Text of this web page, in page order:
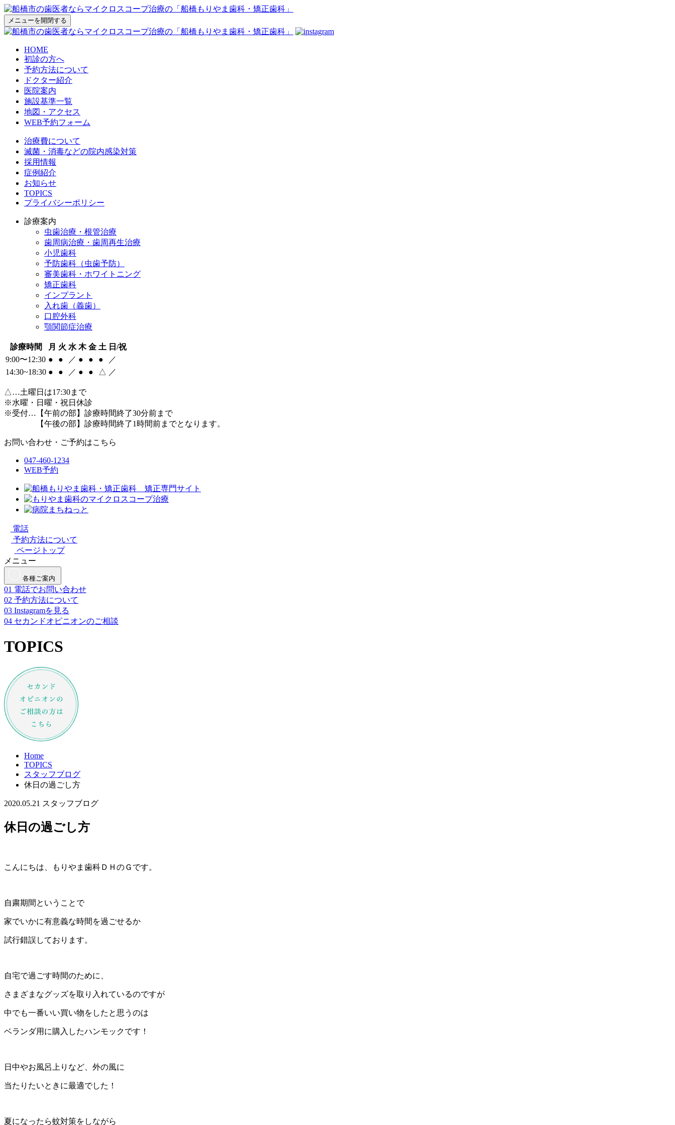
メニューを開閉する
HOME
初診の方へ
予約方法について
ドクター紹介
医院案内
施設基準一覧
地図・アクセス
WEB予約フォーム
治療費について
滅菌・消毒などの院内感染対策
採用情報
症例紹介
お知らせ
TOPICS
プライバシーポリシー
診療案内
虫歯治療・根管治療
歯周病治療・歯周再生治療
小児歯科
予防歯科（虫歯予防）
審美歯科・ホワイトニング
矯正歯科
インプラント
入れ歯（義歯）
口腔外科
顎関節症治療
診療時間 月 火 水 木 金 土 日/祝
9:00〜12:30 ● ● ／ ● ● ●
／
14:30~18:30 ● ● ／ ● ● △ ／
△…土曜日は17:30まで
※水曜・日曜・祝日休診
※受付…【午前の部】診療時間終了30分前まで
【午後の部】診療時間終了1時間前までとなります。
お問い合わせ・ご予約はこちら
047-460-1234
WEB予約
電話
予約方法について
ページトップ
メニュー
各種ご案内
01 電話でお問い合わせ
02 予約方法について
03 Instagramを見る
04 セカンドオピニオンのご相談
TOPICS
Home
TOPICS
スタッフブログ
休日の過ごし方
2020.05.21 スタッフブログ
休日の過ごし方
こんにちは、もりやま歯科ＤＨのＧです。
自粛期間ということで
家でいかに有意義な時間を過ごせるか
試行錯誤しております。
自宅で過ごす時間のために、
さまざまなグッズを取り入れているのですが
中でも一番いい買い物をしたと思うのは
ベランダ用に購入したハンモックです！
日中やお風呂上りなど、外の風に
当たりたいときに最適でした！
夏になったら蚊対策をしながら